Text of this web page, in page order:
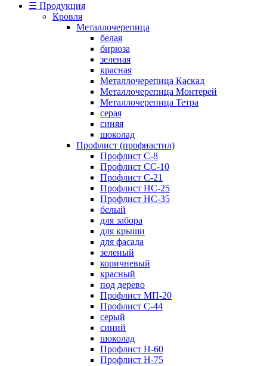
☰ Продукция
Кровля
Металлочерепица
белая
бирюза
зеленая
красная
Металлочерепица Каскад
Металлочерепица Монтерей
Металлочерепица Тетра
серая
синяя
шоколад
Профлист (профнастил)
Профлист С-8
Профлист СС-10
Профлист C-21
Профлист НС-25
Профлист НС-35
белый
для забора
для крыши
для фасада
зеленый
коричневый
красный
под дерево
Профлист МП-20
Профлист С-44
серый
синий
шоколад
Профлист Н-60
Профлист Н-75